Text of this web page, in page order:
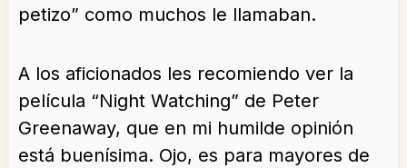
petizo” como muchos le llamaban.
A los aficionados les recomiendo ver la
película “Night Watching” de Peter
Greenaway, que en mi humilde opinión
está buenísima. Ojo, es para mayores de